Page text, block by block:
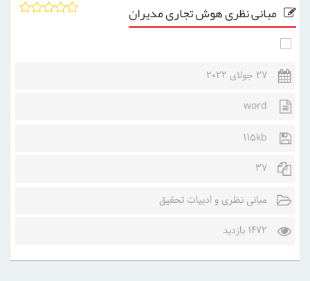
مبانی نظری هوش تجاری مدیران
27 جولای 2022
word
115kb
37
مبانی نظری و ادبیات تحقیق
1472 بازدید